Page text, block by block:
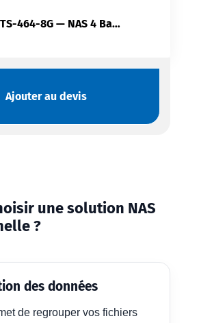
QNAP TS-464-8G — NAS 4 Baies | Intel N5095 | 8 Go RAM | 2.5GbE | NVMe | HDMI 4K
Ajouter au devis
une solution NAS
?
des données
de regrouper vos fichiers